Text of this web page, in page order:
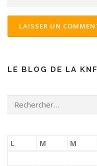
LE BLOG DE LA KNF
L M M